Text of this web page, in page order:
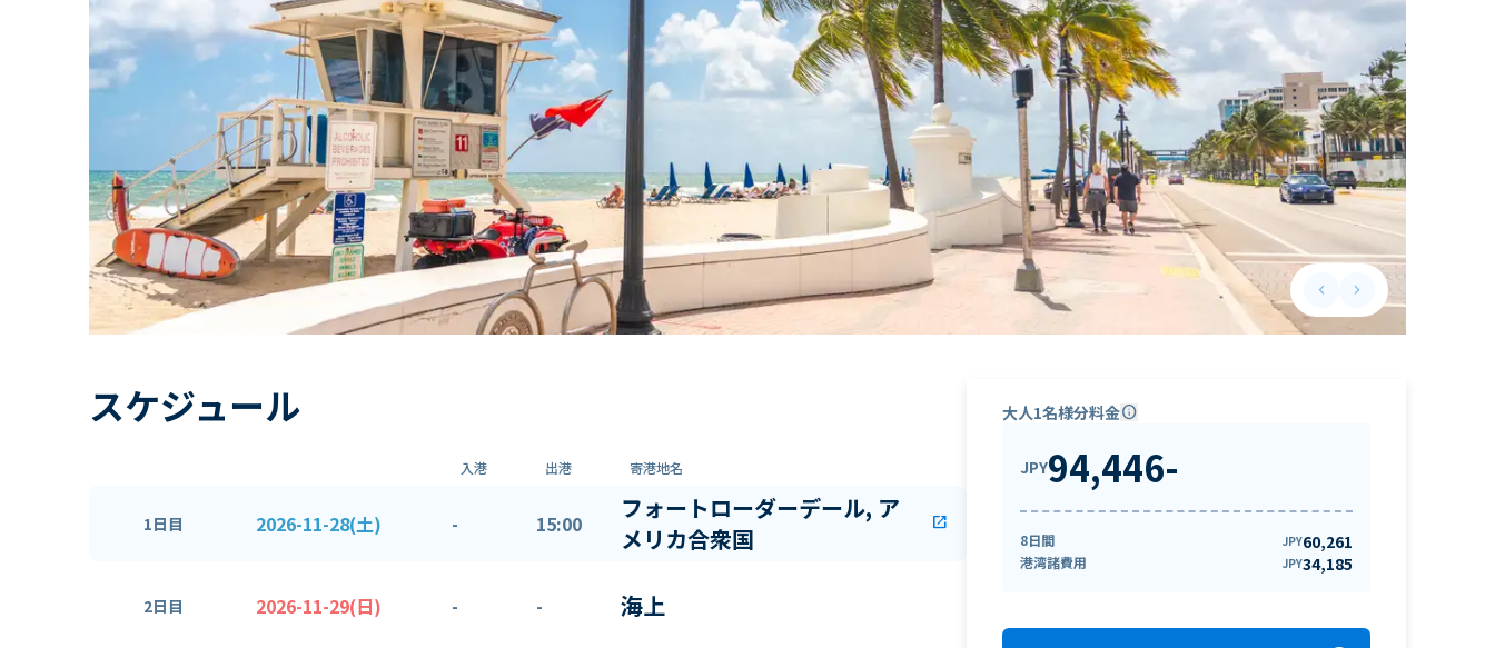
keyboard_arrow_leftPrevious slide
keyboard_arrow_rightNext slide
スケジュール
入港 出港 寄港地名
1日目 2026-11-28(土) - 15:00
フォートローダーデール, ア
メリカ合衆国
open_in_new
2日目 2026-11-29(日) - - 海上
大人1名様分料金info
JPY94,446-
8日間 JPY60,261
港湾諸費用 JPY34,185